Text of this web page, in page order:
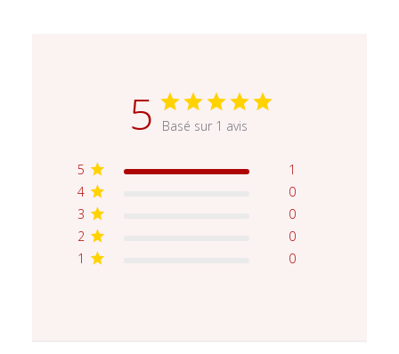
5 Basé sur 1 avis
5
1
4
0
3
0
2
0
1
0